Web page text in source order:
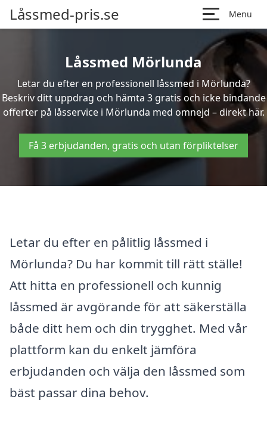
Låssmed-pris.se Menu
Låssmed Mörlunda
Letar du efter en professionell låssmed i Mörlunda?
Beskriv ditt uppdrag och hämta 3 gratis och icke bindande
offerter på låsservice i Mörlunda med omnejd – direkt här.
Få 3 erbjudanden, gratis och utan förpliktelser
Letar du efter en pålitlig låssmed i
Mörlunda? Du har kommit till rätt ställe!
Att hitta en professionell och kunnig
låssmed är avgörande för att säkerställa
både ditt hem och din trygghet. Med vår
plattform kan du enkelt jämföra
erbjudanden och välja den låssmed som
bäst passar dina behov.